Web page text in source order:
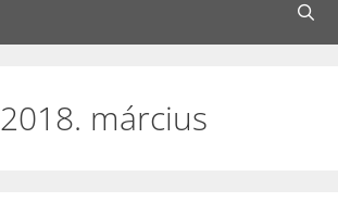
2018. március